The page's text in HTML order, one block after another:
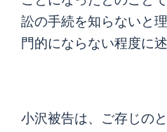
訟の手続を知らないと
門的にならない程度に
小沢被告は、ご存じの